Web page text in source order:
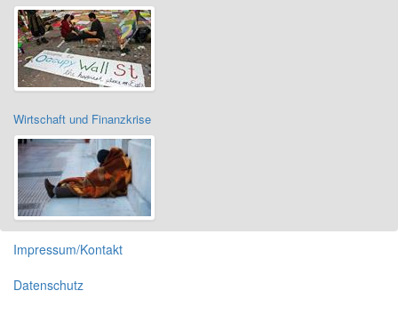
Wirtschaft und Finanzkrise
Impressum/Kontakt
Datenschutz